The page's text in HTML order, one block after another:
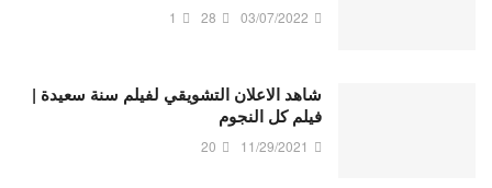
03/07/2022
28
1
شاهد الاعلان التشويقي لفيلم سنة سعيدة |
فيلم كل النجوم
11/29/2021
20